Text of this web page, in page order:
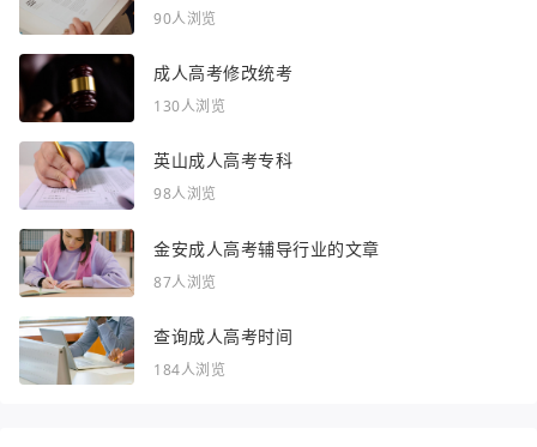
90人浏览
成人高考修改统考
130人浏览
英山成人高考专科
98人浏览
金安成人高考辅导行业的文章
87人浏览
查询成人高考时间
184人浏览